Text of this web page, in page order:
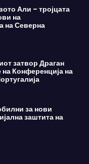
Али – тројцата
на
на Северна
затвор Драган
Конференција на
за нови
заштита на